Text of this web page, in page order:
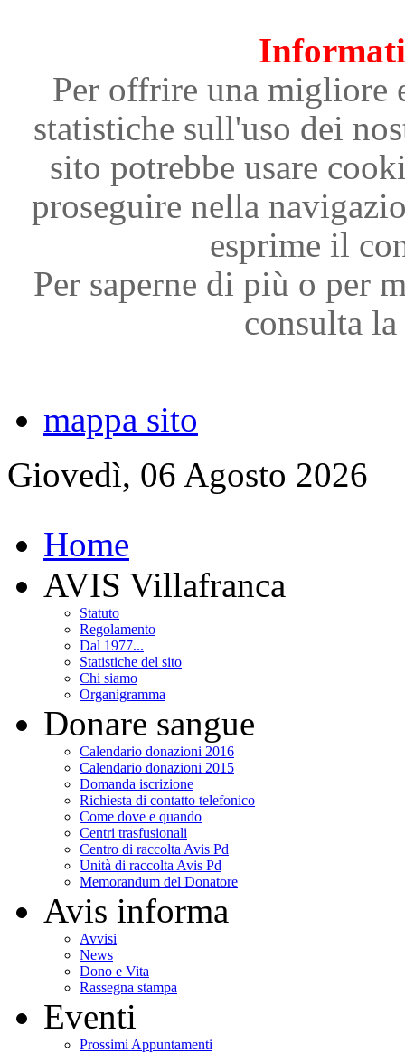
Per offrire una migliore
statistiche sull'uso dei
sito potrebbe usare
proseguire nella
esprime il
Per saperne di più o per
consulta
mappa sito
Giovedì, 06 Agosto 2026
Home
AVIS Villafranca
Statuto
Regolamento
Dal 1977...
Statistiche del sito
Chi siamo
Organigramma
Donare sangue
Calendario donazioni 2016
Calendario donazioni 2015
Domanda iscrizione
Richiesta di contatto telefonico
Come dove e quando
Centri trasfusionali
Centro di raccolta Avis Pd
Unità di raccolta Avis Pd
Memorandum del Donatore
Avis informa
Avvisi
News
Dono e Vita
Rassegna stampa
Eventi
Prossimi Appuntamenti